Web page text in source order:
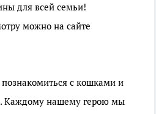
для всей семьи!
можно на сайте
с кошками и
Каждому нашему герою мы